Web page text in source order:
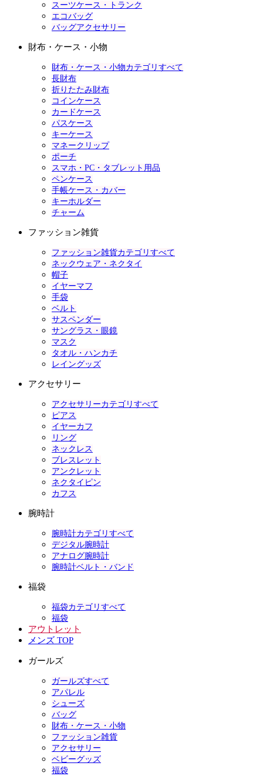
スーツケース・トランク
エコバッグ
バッグアクセサリー
財布・ケース・小物
財布・ケース・小物カテゴリすべて
長財布
折りたたみ財布
コインケース
カードケース
パスケース
キーケース
マネークリップ
ポーチ
スマホ・PC・タブレット用品
ペンケース
手帳ケース・カバー
キーホルダー
チャーム
ファッション雑貨
ファッション雑貨カテゴリすべて
ネックウェア・ネクタイ
帽子
イヤーマフ
手袋
ベルト
サスペンダー
サングラス・眼鏡
マスク
タオル・ハンカチ
レイングッズ
アクセサリー
アクセサリーカテゴリすべて
ピアス
イヤーカフ
リング
ネックレス
ブレスレット
アンクレット
ネクタイピン
カフス
腕時計
腕時計カテゴリすべて
デジタル腕時計
アナログ腕時計
腕時計ベルト・バンド
福袋
福袋カテゴリすべて
福袋
アウトレット
メンズ TOP
ガールズ
ガールズすべて
アパレル
シューズ
バッグ
財布・ケース・小物
ファッション雑貨
アクセサリー
ベビーグッズ
福袋